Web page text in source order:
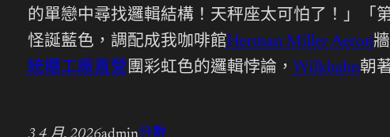
的單戀中尋找邏輯結構！天秤座太可怕了！」「
怪誕藍色，調配成我咖啡館Herman Miller Aeron
統櫃工廠直營團彩虹色的邏輯悖論， Wilkhahn朝